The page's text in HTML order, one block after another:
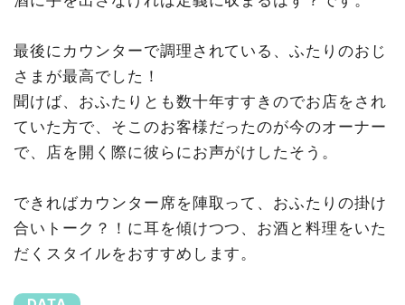
最後にカウンターで調理されている、ふたりのおじ
さまが最高でした！
聞けば、おふたりとも数十年すすきのでお店をされ
ていた方で、そこのお客様だったのが今のオーナー
で、店を開く際に彼らにお声がけしたそう。
できればカウンター席を陣取って、おふたりの掛け
合いトーク？！に耳を傾けつつ、お酒と料理をいた
だくスタイルをおすすめします。